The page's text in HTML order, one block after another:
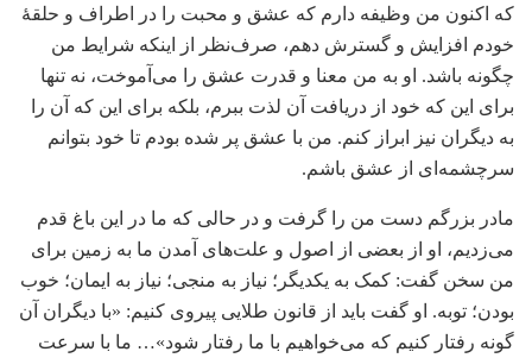
که اکنون من وظیفه دارم که عشق و محبت را در اطراف و حلقۀ
خودم افزایش و گسترش دهم، صرف‌نظر از اینکه شرایط من
چگونه باشد. او به من معنا و قدرت عشق را می‌آموخت، نه تنها
برای این که خود از دریافت آن لذت ببرم، بلکه برای این که آن را
به دیگران نیز ابراز کنم. من با عشق پر شده بودم تا خود بتوانم
سرچشمه‌ای از عشق باشم.
مادر بزرگم دست من را گرفت و در حالی که ما در این باغ قدم
می‌زدیم، او از بعضی از اصول و علت‌های آمدن ما به زمین برای
من سخن گفت: کمک به یکدیگر؛ نیاز به منجی؛ نیاز به ایمان؛ خوب
بودن؛ توبه. او گفت باید از قانون طلایی پیروی کنیم: «با دیگران آن
گونه رفتار کنیم که می‌خواهیم با ما رفتار شود»… ما با سرعت